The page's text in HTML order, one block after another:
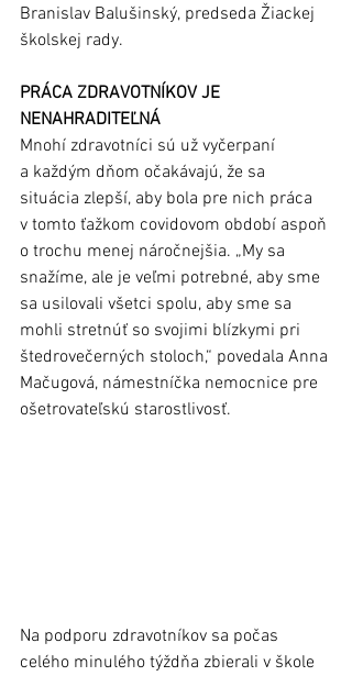
Branislav Balušinský, predseda Žiackej
školskej rady.
PRÁCA ZDRAVOTNÍKOV JE
NENAHRADITEĽNÁ
Mnohí zdravotníci sú už vyčerpaní
a každým dňom očakávajú, že sa
situácia zlepší, aby bola pre nich práca
v tomto ťažkom covidovom období aspoň
o trochu menej náročnejšia. „My sa
snažíme, ale je veľmi potrebné, aby sme
sa usilovali všetci spolu, aby sme sa
mohli stretnúť so svojimi blízkymi pri
štedrovečerných stoloch,“ povedala Anna
Mačugová, námestníčka nemocnice pre
ošetrovateľskú starostlivosť.
Na podporu zdravotníkov sa počas
celého minulého týždňa zbierali v škole